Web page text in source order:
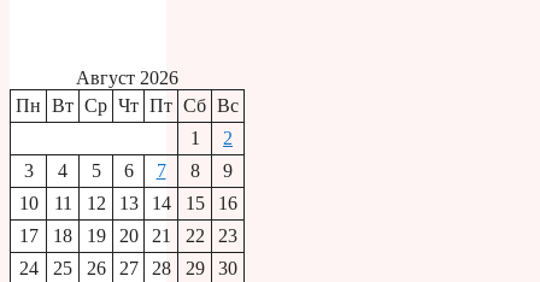
Август 2026
Пн Вт Ср Чт Пт Сб Вс
1
2
3
4 5 6 7 8
9
10
11 12 13 14 15
16
17
18 19 20 21 22
23
24
25 26 27 28 29 30